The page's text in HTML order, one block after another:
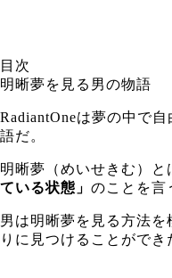
目次
明晰夢を見る男の物語
RadiantOneは夢の中で
語だ。
明晰夢（めいせきむ）と
ている状態」 のことを言
男は明晰夢を見る方法
りに見つけることができ